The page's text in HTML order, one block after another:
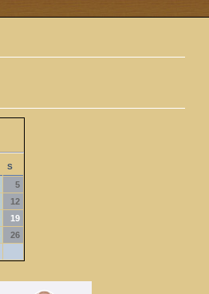
S
5
12
19
26